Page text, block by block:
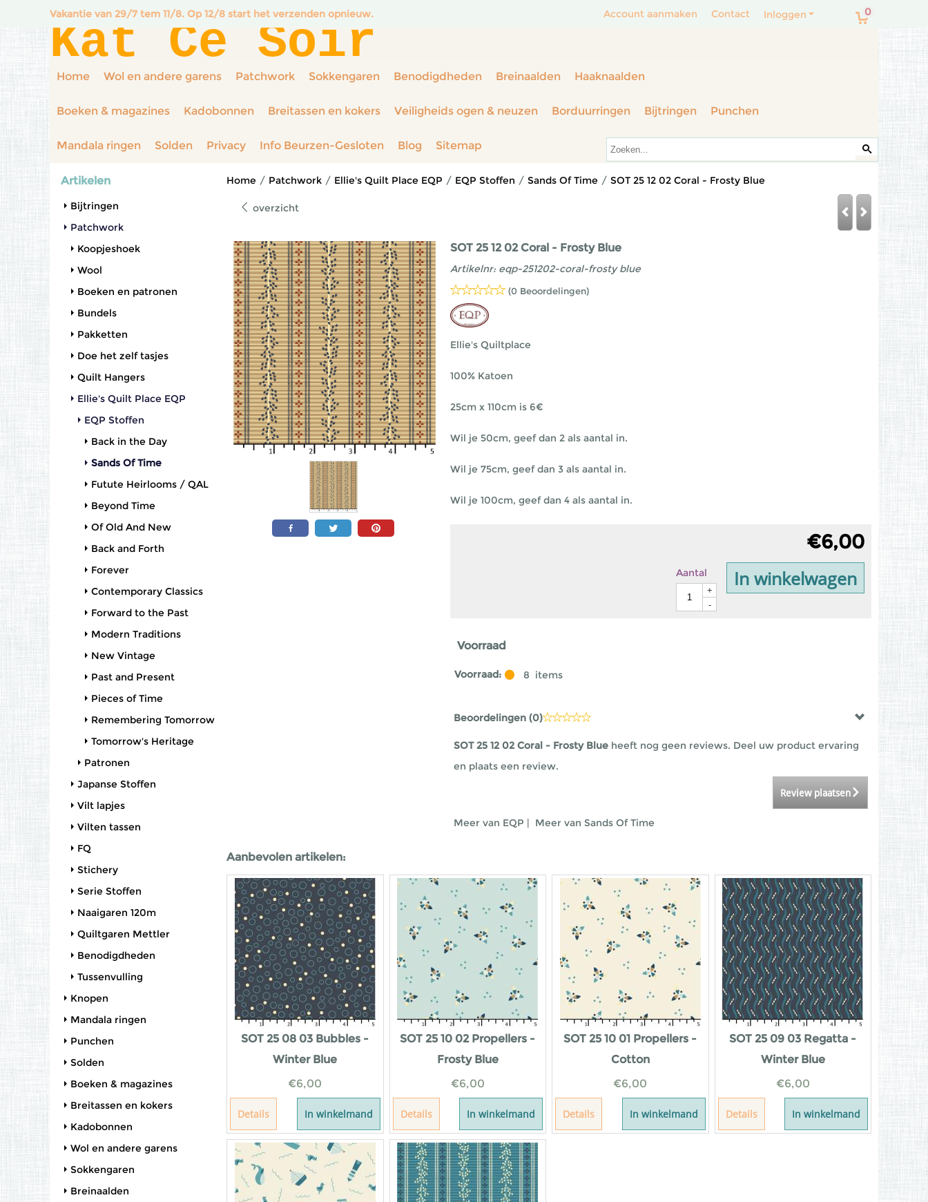
Vakantie van 29/7 tem 11/8. Op 12/8 start het verzenden opnieuw. 0
Inloggen
Account aanmaken Contact
Kat Ce Soir
Home Wol en andere garens Patchwork Sokkengaren Benodigdheden Breinaalden Haaknaalden
Boeken & magazines Kadobonnen Breitassen en kokers Veiligheids ogen & neuzen Borduurringen Bijtringen Punchen
Mandala ringen Solden Privacy Info Beurzen-Gesloten Blog Sitemap
Artikelen
Bijtringen
Patchwork
Koopjeshoek
Wool
Boeken en patronen
Bundels
Pakketten
Doe het zelf tasjes
Quilt Hangers
Ellie's Quilt Place EQP
EQP Stoffen
Back in the Day
Sands Of Time
Futute Heirlooms / QAL
Beyond Time
Of Old And New
Back and Forth
Forever
Contemporary Classics
Forward to the Past
Modern Traditions
New Vintage
Past and Present
Pieces of Time
Remembering Tomorrow
Tomorrow's Heritage
Patronen
Japanse Stoffen
Vilt lapjes
Vilten tassen
FQ
Stichery
Serie Stoffen
Naaigaren 120m
Quiltgaren Mettler
Benodigdheden
Tussenvulling
Knopen
Mandala ringen
Punchen
Solden
Boeken & magazines
Breitassen en kokers
Kadobonnen
Wol en andere garens
Sokkengaren
Breinaalden
Home / Patchwork / Ellie's Quilt Place EQP / EQP Stoffen / Sands Of Time / SOT 25 12 02 Coral - Frosty Blue
overzicht
SOT 25 12 02 Coral - Frosty Blue
Artikelnr: eqp-251202-coral-frosty blue
(0 Beoordelingen)
Ellie's Quiltplace
100% Katoen
25cm x 110cm is 6€
Wil je 50cm, geef dan 2 als aantal in.
Wil je 75cm, geef dan 3 als aantal in.
Wil je 100cm, geef dan 4 als aantal in.
€6,00
Aantal
+
-
In winkelwagen
Voorraad
Voorraad: 8 items
Beoordelingen (0)
SOT 25 12 02 Coral - Frosty Blue heeft nog geen reviews. Deel uw product ervaring
en plaats een review.
Review plaatsen
Meer van EQP | Meer van Sands Of Time
Aanbevolen artikelen:
SOT 25 08 03 Bubbles -
Winter Blue
€6,00
Details In winkelmand
SOT 25 10 02 Propellers -
Frosty Blue
€6,00
Details In winkelmand
SOT 25 10 01 Propellers -
Cotton
€6,00
Details In winkelmand
SOT 25 09 03 Regatta -
Winter Blue
€6,00
Details In winkelmand